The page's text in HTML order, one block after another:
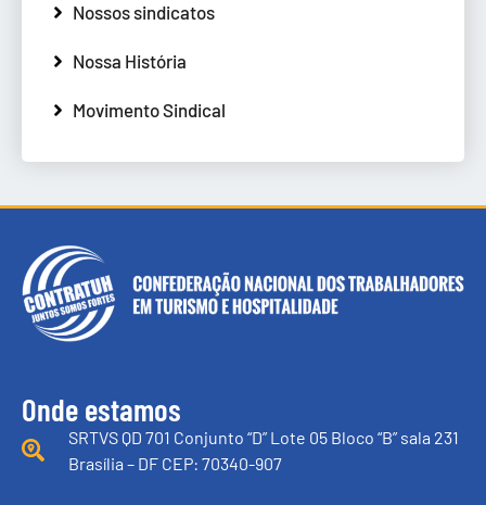
Nossos sindicatos
Nossa História
Movimento Sindical
Onde estamos
SRTVS QD 701 Conjunto “D” Lote 05 Bloco “B” sala 231
Brasília – DF CEP: 70340-907